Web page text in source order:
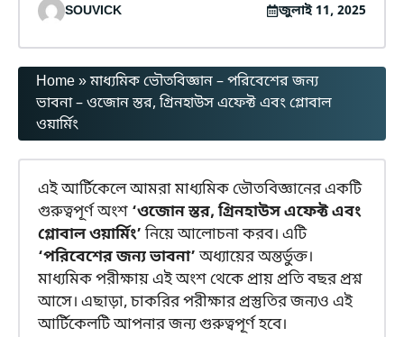
SOUVICK জুলাই 11, 2025
Home»মাধ্যমিক ভৌতবিজ্ঞান – পরিবেশের জন্য
ভাবনা – ওজোন স্তর, গ্রিনহাউস এফেক্ট এবং গ্লোবাল
ওয়ার্মিং
এই আর্টিকেলে আমরা মাধ্যমিক ভৌতবিজ্ঞানের একটি
গুরুত্বপূর্ণ অংশ ‘ওজোন স্তর, গ্রিনহাউস এফেক্ট এবং
গ্লোবাল ওয়ার্মিং’নিয়ে আলোচনা করব। এটি
‘পরিবেশের জন্য ভাবনা’অধ্যায়ের অন্তর্ভুক্ত।
মাধ্যমিক পরীক্ষায় এই অংশ থেকে প্রায় প্রতি বছর প্রশ্ন
আসে। এছাড়া, চাকরির পরীক্ষার প্রস্তুতির জন্যও এই
আর্টিকেলটি আপনার জন্য গুরুত্বপূর্ণ হবে।